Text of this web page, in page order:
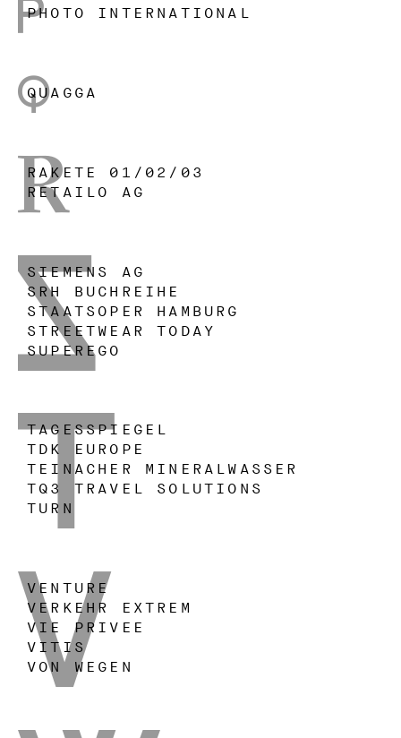
PHOTO INTERNATIONAL
Q
QUAGGA
RAKETE 01/02/03
RETAILO AG
SIEMENS AG
SRH BUCHREIHE
STAATSOPER HAMBURG
STREETWEAR TODAY
SUPEREGO
TAGESSPIEGEL
TDK EUROPE
TEINACHER MINERALWASSER
TQ3 TRAVEL SOLUTIONS
TURN
VENTURE
VERKEHR EXTREM
VIE PRIVEE
VITIS
VON WEGEN